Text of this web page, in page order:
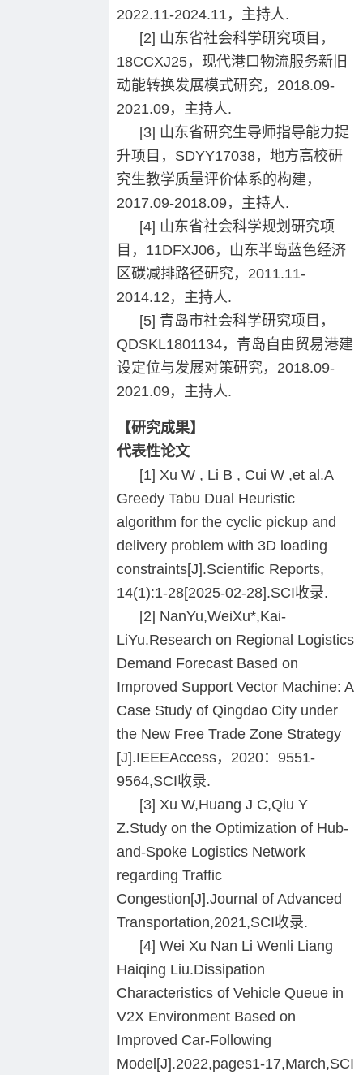
2022.11-2024.11，主持人.
[2] 山东省社会科学研究项目，
18CCXJ25，现代港口物流服务新旧
动能转换发展模式研究，2018.09-
2021.09，主持人.
[3] 山东省研究生导师指导能力提
升项目，SDYY17038，地方高校研
究生教学质量评价体系的构建，
2017.09-2018.09，主持人.
[4] 山东省社会科学规划研究项
目，11DFXJ06，山东半岛蓝色经济
区碳减排路径研究，2011.11-
2014.12，主持人.
[5] 青岛市社会科学研究项目，
QDSKL1801134，青岛自由贸易港建
设定位与发展对策研究，2018.09-
2021.09，主持人.
【研究成果】
代表性论文
[1] Xu W , Li B , Cui W ,et al.A
Greedy Tabu Dual Heuristic
algorithm for the cyclic pickup and
delivery problem with 3D loading
constraints[J].Scientific Reports,
14(1):1-28[2025-02-28].SCI收录.
[2] NanYu,WeiXu*,Kai-
LiYu.Research on Regional Logistics
Demand Forecast Based on
Improved Support Vector Machine: A
Case Study of Qingdao City under
the New Free Trade Zone Strategy
[J].IEEEAccess，2020：9551-
9564,SCI收录.
[3] Xu W,Huang J C,Qiu Y
Z.Study on the Optimization of Hub-
and-Spoke Logistics Network
regarding Traffic
Congestion[J].Journal of Advanced
Transportation,2021,SCI收录.
[4] Wei Xu Nan Li Wenli Liang
Haiqing Liu.Dissipation
Characteristics of Vehicle Queue in
V2X Environment Based on
Improved Car-Following
Model[J].2022,pages1-17,March,SCI